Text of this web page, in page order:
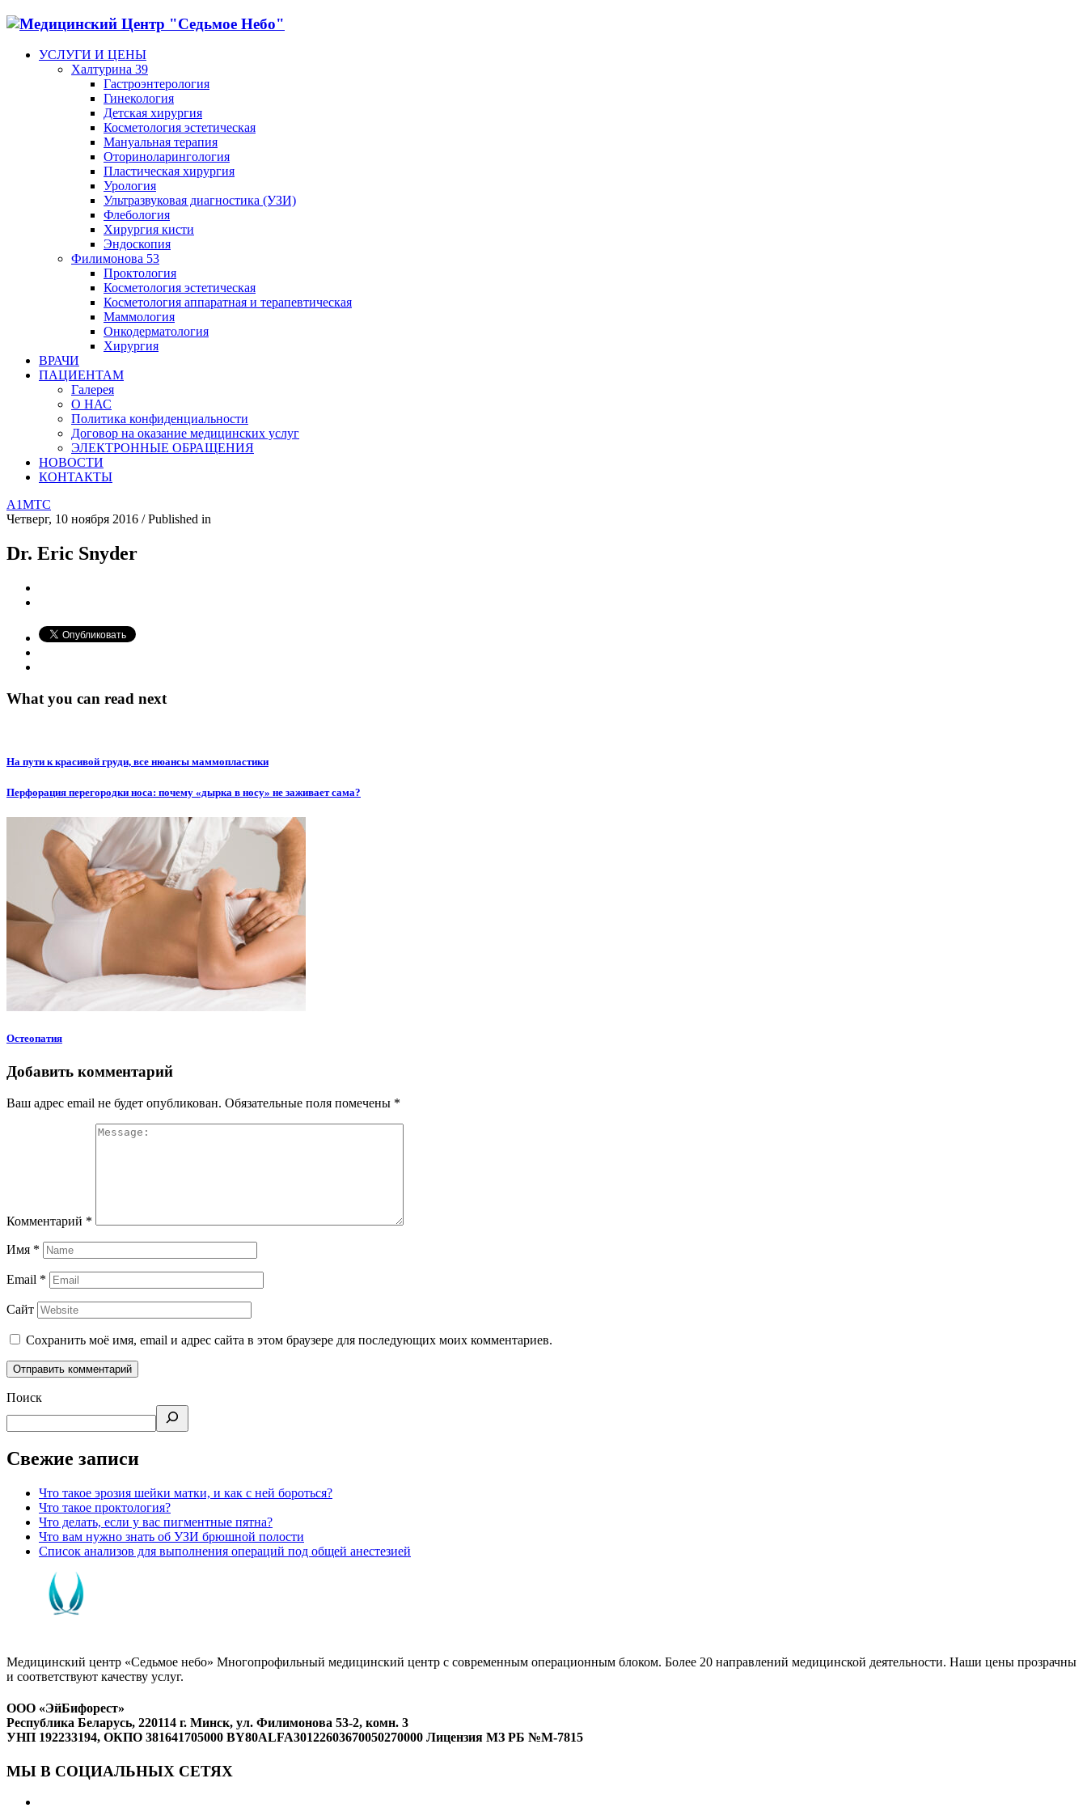
УСЛУГИ И ЦЕНЫ
Халтурина 39
Гастроэнтерология
Гинекология
Детская хирургия
Косметология эстетическая
Мануальная терапия
Оториноларингология
Пластическая хирургия
Урология
Ультразвуковая диагностика (УЗИ)
Флебология
Хирургия кисти
Эндоскопия
Филимонова 53
Проктология
Косметология эстетическая
Косметология аппаратная и терапевтическая
Маммология
Онкодерматология
Хирургия
ВРАЧИ
ПАЦИЕНТАМ
Галерея
О НАС
Политика конфиденциальности
Договор на оказание медицинских услуг
ЭЛЕКТРОННЫЕ ОБРАЩЕНИЯ
НОВОСТИ
КОНТАКТЫ
А1МТС
Четверг, 10 ноября 2016 /Published in
Dr. Eric Snyder
What you can read next
На пути к красивой груди, все нюансы маммопластики
Перфорация перегородки носа: почему «дырка в носу» не заживает сама?
Остеопатия
Добавить комментарий
Ваш адрес email не будет опубликован. Обязательные поля помечены *
Комментарий *
Имя *
Email *
Сайт
Сохранить моё имя, email и адрес сайта в этом браузере для последующих моих комментариев.
Поиск
Свежие записи
Что такое эрозия шейки матки, и как с ней бороться?
Что такое проктология?
Что делать, если у вас пигментные пятна?
Что вам нужно знать об УЗИ брюшной полости
Список анализов для выполнения операций под общей анестезией
Медицинский центр «Седьмое небо» Многопрофильный медицинский центр с современным операционным блоком. Более 20 направлений медицинской деятельности. Наши цены прозрачны
и соответствуют качеству услуг.
ООО «ЭйБифорест»
Республика Беларусь, 220114 г. Минск, ул. Филимонова 53-2, комн. 3
УНП 192233194, ОКПО 381641705000 BY80ALFA30122603670050270000 Лицензия МЗ РБ №М-7815
МЫ В СОЦИАЛЬНЫХ СЕТЯХ